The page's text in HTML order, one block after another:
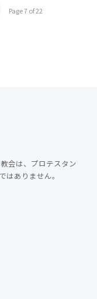
Page 7 of 22
会は、プロテスタン
はありません。